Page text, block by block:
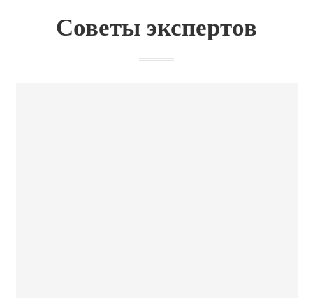
Советы экспертов